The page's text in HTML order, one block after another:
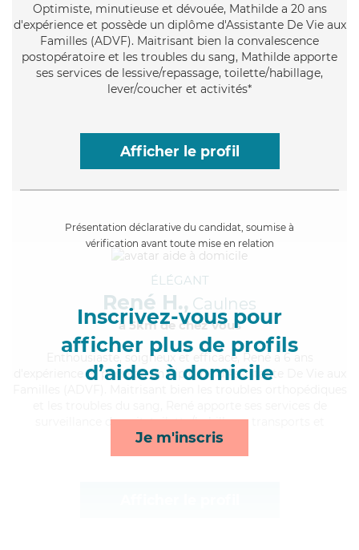
Optimiste, minutieuse et dévouée, Mathilde a 20 ans
d'expérience et possède un diplôme d'Assistante De Vie aux
Familles (ADVF). Maitrisant bien la convalescence
postopératoire et les troubles du sang, Mathilde apporte
ses services de lessive/repassage, toilette/habillage,
lever/coucher et activités*
Afficher le profil
Présentation déclarative du candidat, soumise à
vérification avant toute mise en relation
Inscrivez-vous pour
afficher plus de profils
d’aides à domicile
Je m'inscris
ÉLÉGANT
René H., Caulnes
à 5km de chez Vous
, soigneux et efficace, René a 6 ans
d'expérience et possède un diplôme d'Assistante De Vie aux
surveillance de nuit, toilette/habillage, transports et
lever/coucher*